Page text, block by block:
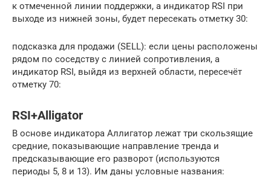
к отмеченной линии поддержки, а индикатор RSI при
выходе из нижней зоны, будет пересекать отметку 30:
подсказка для продажи (SELL): если цены расположены
рядом по соседству с линией сопротивления, а
индикатор RSI, выйдя из верхней области, пересечёт
отметку 70:
RSI+Alligator
В основе индикатора Аллигатор лежат три скользящие
средние, показывающие направление тренда и
предсказывающие его разворот (используются
периоды 5, 8 и 13). Им даны условные названия: